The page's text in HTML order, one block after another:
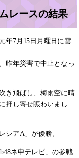
レースの結果
年7月15日月曜日に雲
昨年災害で中止となっ
き飛ばし、梅雨空に晴
押し寄せ賑わいまし
シアA」が優勝。
ネ申テレビ」の参戦